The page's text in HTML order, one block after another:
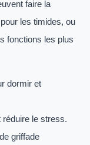
faire la
les timides, ou
fonctions les plus
dormir et
le stress.
griffade